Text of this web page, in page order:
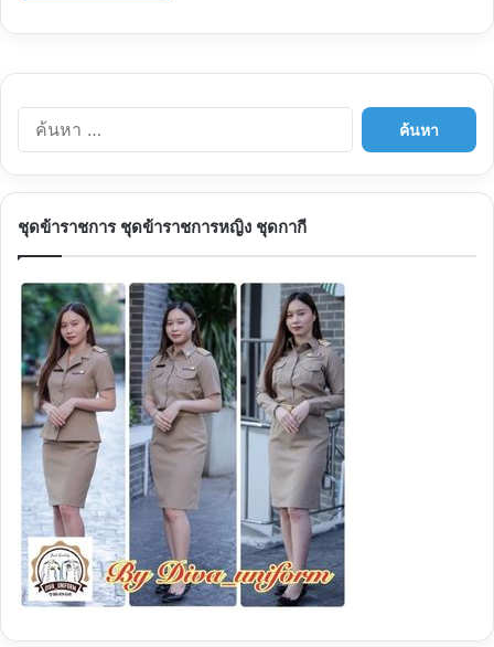
ค้นหา
สำหรับ:
ชุดข้าราชการ ชุดข้าราชการหญิง ชุดกากี